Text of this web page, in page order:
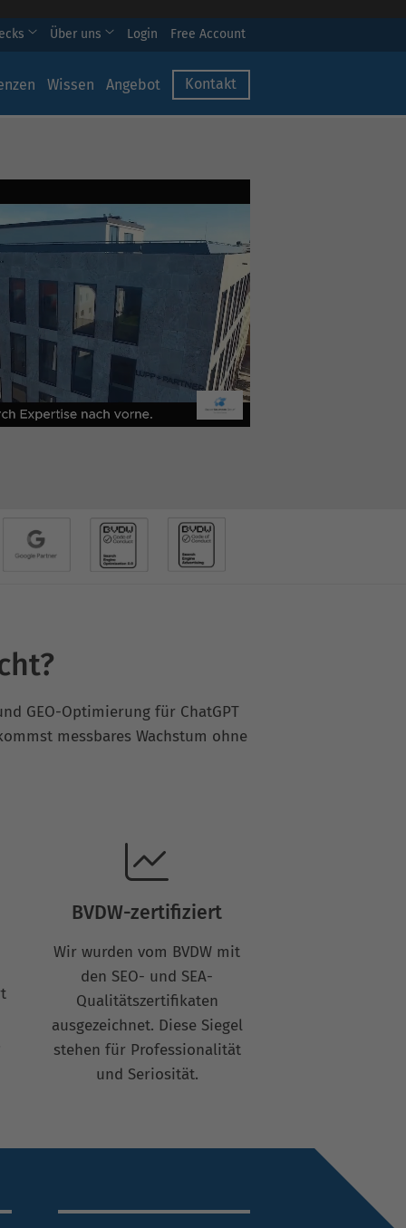
Über uns Login Free Account
Wissen Angebot Kontakt
GEO-Optimierung für ChatGPT
messbares Wachstum ohne
BVDW-zertifiziert
Wir wurden vom BVDW mit
den SEO- und SEA-
Qualitätszertifikaten
ausgezeichnet. Diese Siegel
stehen für Professionalität
und Seriosität.